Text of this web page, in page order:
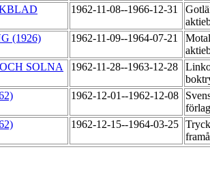
1962-11-08--1966-12-31
(1926)
1962-11-09--1964-07-21
SOLNA
1962-11-28--1963-12-28
1962-12-01--1962-12-08
1962-12-15--1964-03-25